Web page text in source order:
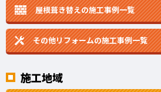
屋根葺き替えの施工事例一覧
その他リフォームの施工事例一覧
施工地域